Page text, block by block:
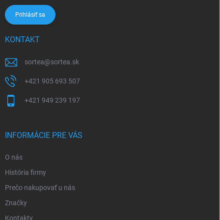
Prihlásiť sa
KONTAKT
sortea@sortea.sk
+421 905 693 507
+421 949 239 197
INFORMÁCIE PRE VÁS
O nás
História firmy
Prečo nakupovať u nás
Značky
Kontakty